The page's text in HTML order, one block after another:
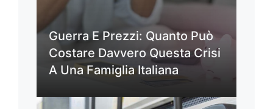
Guerra E Prezzi: Quanto Può
Costare Davvero Questa Crisi
A Una Famiglia Italiana